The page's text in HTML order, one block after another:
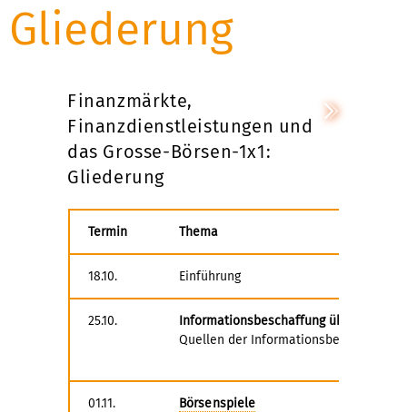
Gliederung
Finanzmärkte,
Finanzdienstleistungen und
das Grosse-Börsen-1x1:
Gliederung
Termin Thema
18.10. Einführung
25.10.
Informationsbeschaffung über
Quellen der Informationsbeschaffung
01.11.
Börsenspiele